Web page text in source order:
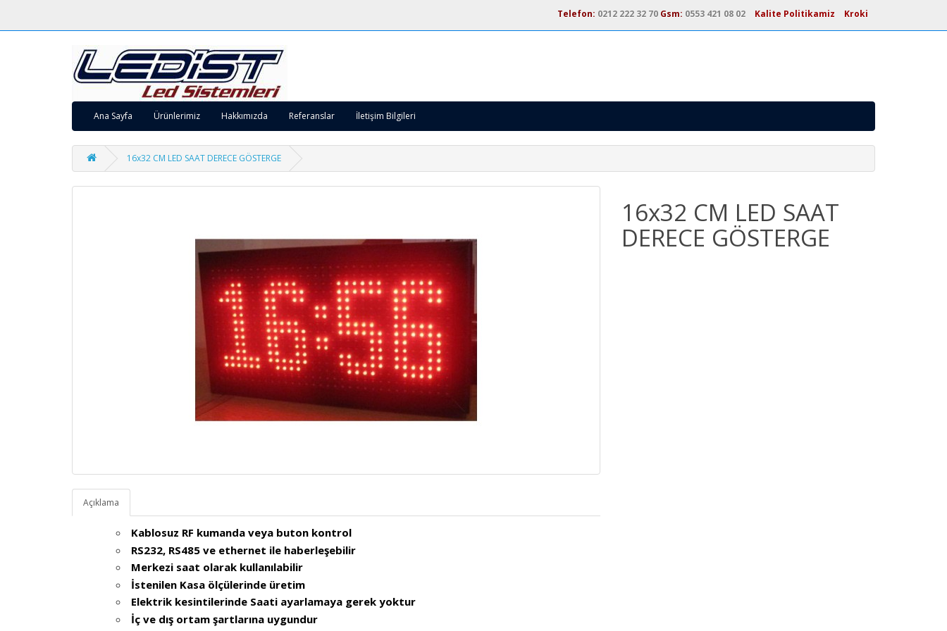
Telefon: 0212 222 32 70 Gsm: 0553 421 08 02 Kalite Politikamiz Kroki
Ana Sayfa Ürünlerimiz Hakkımızda Referanslar İletişim Bilgileri
16x32 CM LED SAAT DERECE GÖSTERGE
Açıklama
Kablosuz RF kumanda veya buton kontrol
RS232, RS485 ve ethernet ile haberleşebilir
Merkezi saat olarak kullanılabilir
İstenilen Kasa ölçülerinde üretim
Elektrik kesintilerinde Saati ayarlamaya gerek yoktur
İç ve dış ortam şartlarına uygundur
16x32 CM LED SAAT
DERECE GÖSTERGE